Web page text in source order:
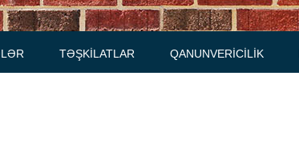
qaydalar
TƏŞKILATLAR
Vəkil qurumları
QANUNVERICILIK